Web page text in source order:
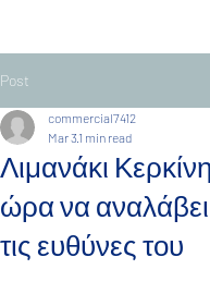
Post
Λιμανάκι
ώρα να
τις ευθύνες του
commercial7412
Mar 3 1 min read